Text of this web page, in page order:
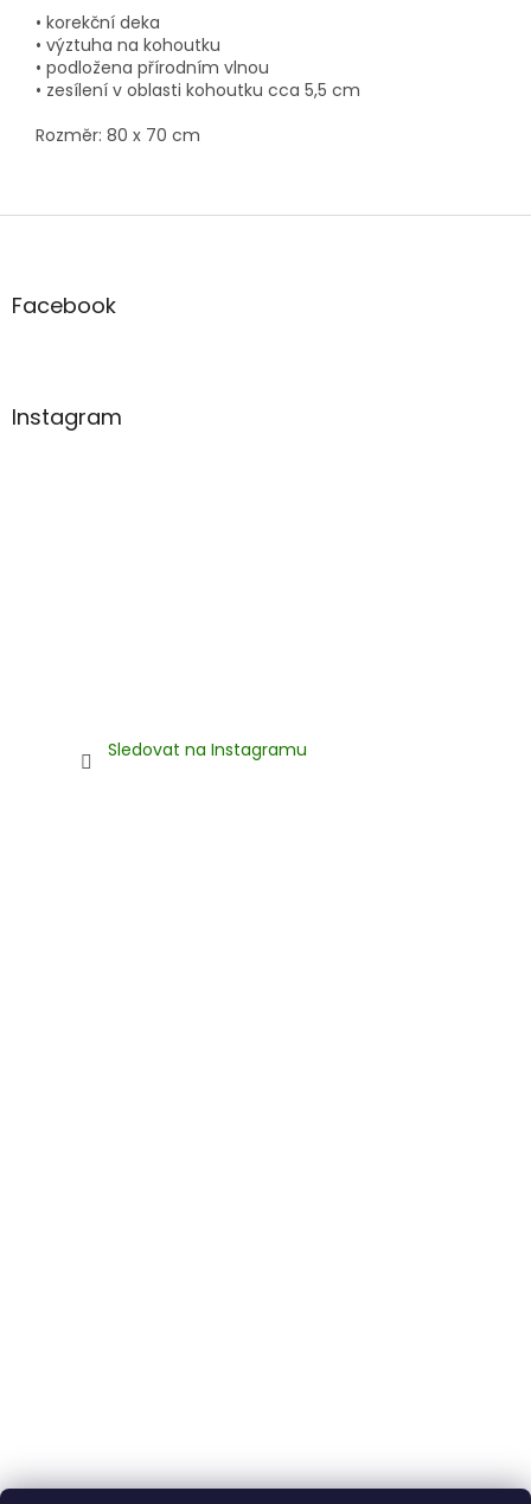
• korekční deka
• výztuha na kohoutku
• podložena přírodním vlnou
• zesílení v oblasti kohoutku cca 5,5 cm
Rozměr: 80 x 70 cm
Z
aFacebook
Instagram
Sledovat na Instagramu